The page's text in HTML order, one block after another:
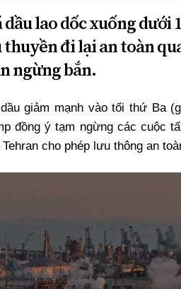
dầu lao dốc xuống dưới
thuyền đi lại an toàn
ngừng bắn.
giảm mạnh vào tối thứ Ba
đồng ý tạm ngừng các cuộc
cho phép lưu thông an